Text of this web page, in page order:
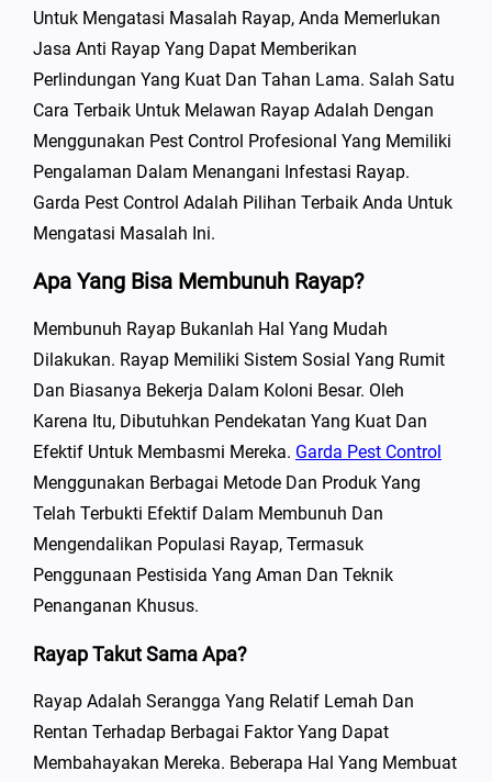
Untuk Mengatasi Masalah Rayap, Anda Memerlukan
Jasa Anti Rayap Yang Dapat Memberikan
Perlindungan Yang Kuat Dan Tahan Lama. Salah Satu
Cara Terbaik Untuk Melawan Rayap Adalah Dengan
Menggunakan Pest Control Profesional Yang Memiliki
Pengalaman Dalam Menangani Infestasi Rayap.
Garda Pest Control Adalah Pilihan Terbaik Anda Untuk
Mengatasi Masalah Ini.
Apa Yang Bisa Membunuh Rayap?
Membunuh Rayap Bukanlah Hal Yang Mudah
Dilakukan. Rayap Memiliki Sistem Sosial Yang Rumit
Dan Biasanya Bekerja Dalam Koloni Besar. Oleh
Karena Itu, Dibutuhkan Pendekatan Yang Kuat Dan
Efektif Untuk Membasmi Mereka. Garda Pest Control
Menggunakan Berbagai Metode Dan Produk Yang
Telah Terbukti Efektif Dalam Membunuh Dan
Mengendalikan Populasi Rayap, Termasuk
Penggunaan Pestisida Yang Aman Dan Teknik
Penanganan Khusus.
Rayap Takut Sama Apa?
Rayap Adalah Serangga Yang Relatif Lemah Dan
Rentan Terhadap Berbagai Faktor Yang Dapat
Membahayakan Mereka. Beberapa Hal Yang Membuat